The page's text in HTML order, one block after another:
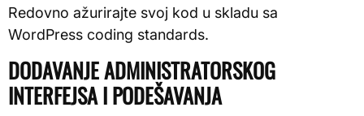
Redovno ažurirajte svoj kod u skladu sa
WordPress coding standards.
DODAVANJE ADMINISTRATORSKOG
INTERFEJSA I PODEŠAVANJA